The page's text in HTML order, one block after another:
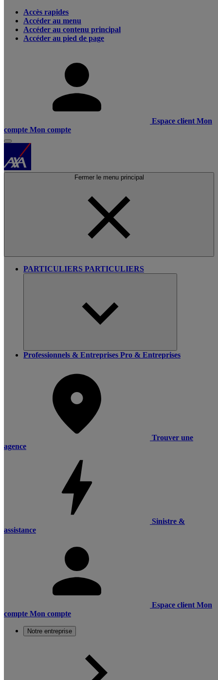
Accès rapides
Accéder au menu
Accéder au contenu principal
Accéder au pied de page
Espace client Mon
compte Mon compte
Fermer le menu principal
PARTICULIERS PARTICULIERS
Professionnels & Entreprises Pro & Entreprises
Trouver une
agence
Sinistre &
assistance
Espace client Mon
compte Mon compte
Notre entreprise